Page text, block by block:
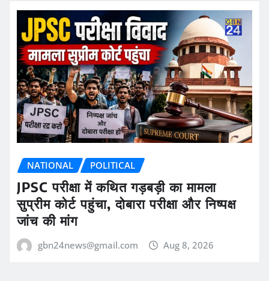
NATIONAL POLITICAL
JPSC परीक्षा में कथित गड़बड़ी का मामला
सुप्रीम कोर्ट पहुंचा, दोबारा परीक्षा और निष्पक्ष
जांच की मांग
gbn24news@gmail.com Aug 8, 2026